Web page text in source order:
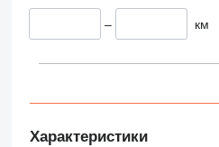
– км
Характеристики